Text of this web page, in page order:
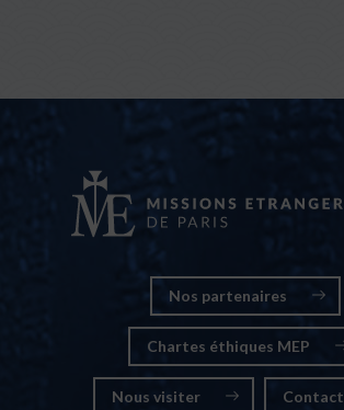
Nos partenaires
Chartes éthiques MEP
Nous visiter Contact